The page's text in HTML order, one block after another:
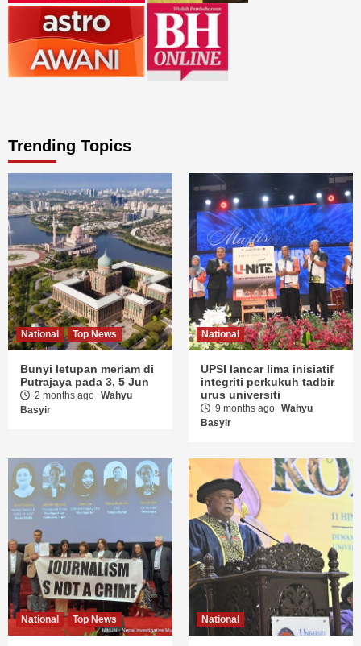
Trending Topics
National Top News
Bunyi letupan meriam di
Putrajaya pada 3, 5 Jun
2 months ago Wahyu
Basyir
National
UPSI lancar lima inisiatif
integriti perkukuh tadbir
urus universiti
9 months ago Wahyu
Basyir
National Top News National